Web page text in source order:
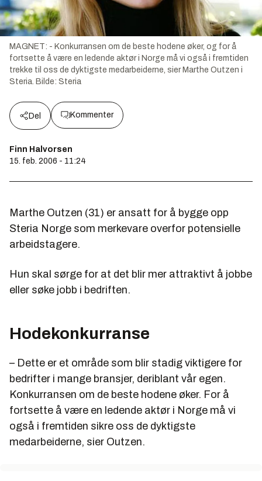
MAGNET: - Konkurransen om de beste hodene øker, og for å
fortsette å være en ledende aktør i Norge må vi også i fremtiden
trekke til oss de dyktigste medarbeiderne, sier Marthe Outzen i
Steria. Bilde: Steria
Del Kommenter
Finn Halvorsen
15. feb. 2006 - 11:24
Marthe Outzen (31) er ansatt for å bygge opp
Steria Norge som merkevare overfor potensielle
arbeidstagere.
Hun skal sørge for at det blir mer attraktivt å jobbe
eller søke jobb i bedriften.
Hodekonkurranse
– Dette er et område som blir stadig viktigere for
bedrifter i mange bransjer, deriblant vår egen.
Konkurransen om de beste hodene øker. For å
fortsette å være en ledende aktør i Norge må vi
også i fremtiden sikre oss de dyktigste
medarbeiderne, sier Outzen.